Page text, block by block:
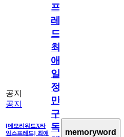
공지
공지
[메모리워드X타
임스프레드] 최애
프
레
드]
최
애
일
정
만
구
독
memoryword